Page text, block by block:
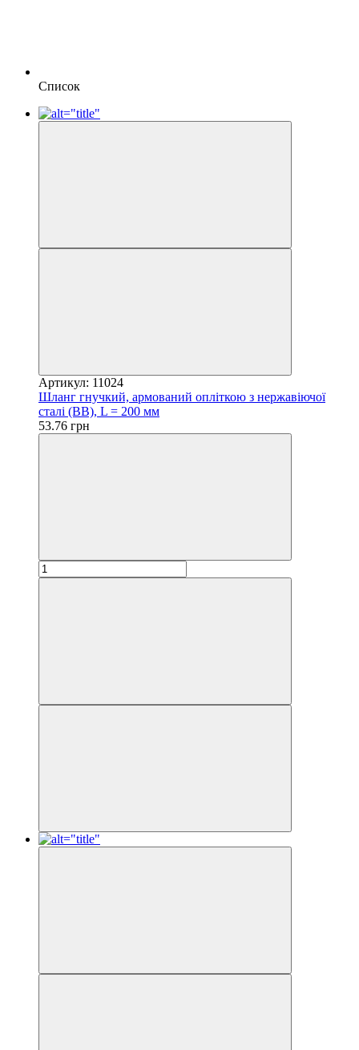
Список
Артикул: 11024
Шланг гнучкий, армований опліткою з нержавіючої
сталі (ВВ), L = 200 мм
53.76 грн